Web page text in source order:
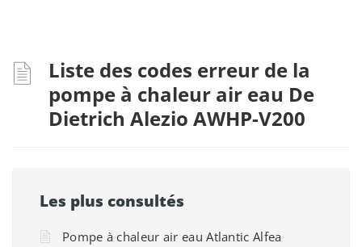
Liste des codes erreur de la
pompe à chaleur air eau De
Dietrich Alezio AWHP-V200
Les plus consultés
Pompe à chaleur air eau Atlantic Alfea